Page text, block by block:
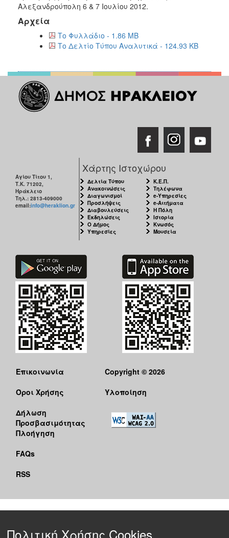
Φύλων
Υγεία
Αυτόματοι
Απινιδωτές
ΤΟΠΟΣ
Αλεξανδρούπολη 6 & 7 Ιουλίου 2012.
Αρχεία
Το Φυλλάδιο - 1.86 MB
Το Δελτίο Τύπου Αναλυτικά - 124.93 KB
Αγίου Τίτου 1,
Τ.Κ. 71202,
Ηράκλειο
Τηλ.: 2813-409000
email:info@heraklion.gr
Χάρτης Ιστοχώρου
Δελτία Τύπου
Ανακοινώσεις
Διαγωνισμοί
Προσλήψεις
Διαβουλεύσεις
Εκδηλώσεις
Ο Δήμος
Υπηρεσίες
Κ.Ε.Π.
Τηλέφωνα
e-Υπηρεσίες
e-Αιτήματα
Η Πόλη
Ιστορία
Κνωσός
Μουσεία
Επικοινωνία
Όροι Χρήσης
Δήλωση
Προσβασιμότητας
Πλοήγηση
FAQs
RSS
Copyright © 2026
Υλοποίηση
Πολιτική Χρήσης Cookies